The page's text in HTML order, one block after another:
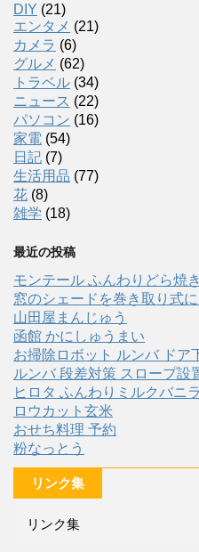
DIY (21)
エンタメ (21)
カメラ (6)
グルメ (62)
トラベル (34)
ニュース (22)
パソコン (16)
家電 (54)
日記 (7)
生活用品 (77)
花 (8)
雑学 (18)
最近の投稿
モンテール ふんわりどら焼
窓のシェードを巻き取り式
山田屋まんじゅう
函館 かにしゅうまい
お掃除ロボット ルンバ ドア
ルンバ 段差対策 スロープ設
ヒロタ ふんわりミルクバニラ
ロウカット玄米
おせち料理 予約
粉なっとう
リンク集
リンク集